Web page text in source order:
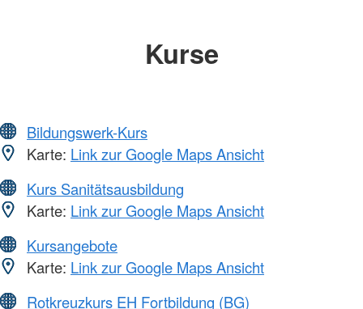
Kurse
Bildungswerk-Kurs
Karte: Link zur Google Maps Ansicht
Kurs Sanitätsausbildung
Karte: Link zur Google Maps Ansicht
Kursangebote
Karte: Link zur Google Maps Ansicht
Rotkreuzkurs EH Fortbildung (BG)